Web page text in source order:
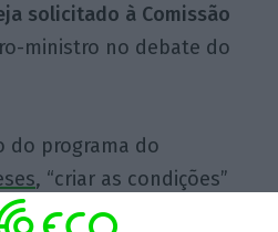
solicitado à Comissão
ministro no debate do
do programa do
, “criar as condições”
que Bruxelas